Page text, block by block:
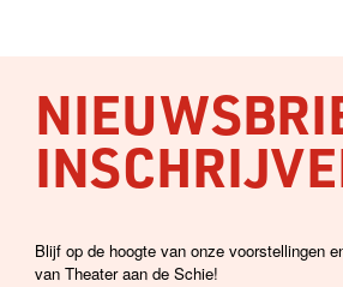
Blijf op de hoogte van onze voorstellingen
van Theater aan de Schie!